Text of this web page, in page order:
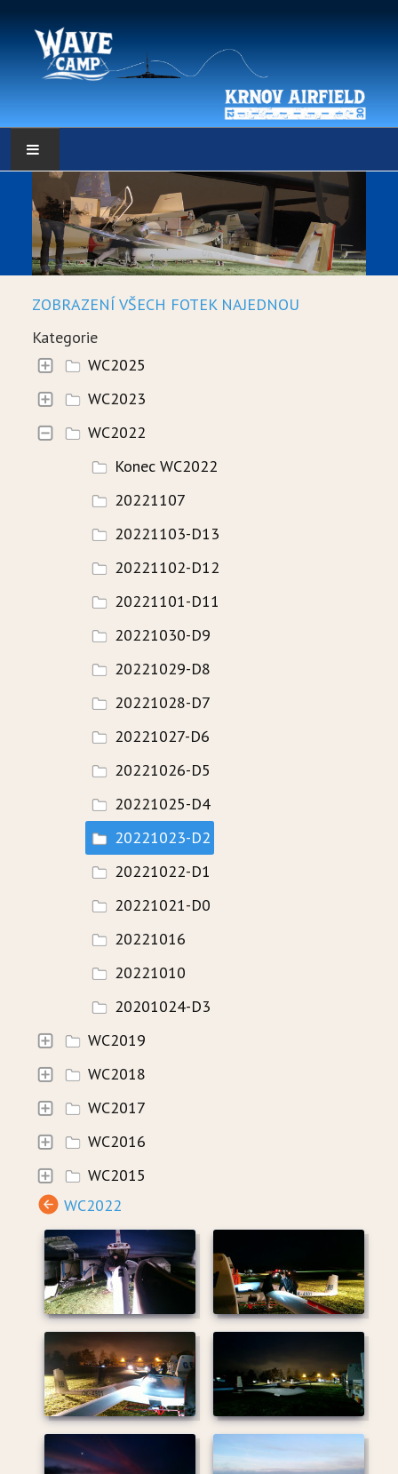
HLAVNÍ STRÁNKA
POČASÍ
POČASÍ - DATA
WEBKAMERY
LOW RES METEO
SELF BRIEFING
HISTORIE
WAVECAMP 2024
WAVECAMP 2017
FOTOGALERIE
ZOBRAZENÍ VŠECH FOTEK NAJEDNOU
Kategorie
WC2025
WC2023
WC2022
Konec WC2022
20221107
20221103-D13
20221102-D12
20221101-D11
20221030-D9
20221029-D8
20221028-D7
20221027-D6
20221026-D5
20221025-D4
20221023-D2
20221022-D1
20221021-D0
20221016
20221010
20201024-D3
WC2019
WC2018
WC2017
WC2016
WC2015
WC2022